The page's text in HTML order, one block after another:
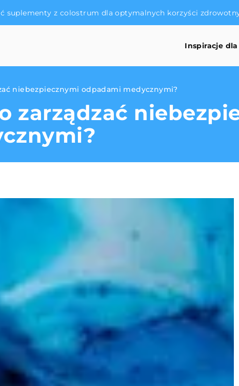
suplementy z colostrum dla optymalnych korzyści
Inspiracje
niebezpiecznymi odpadami medycznymi?
zarządzać